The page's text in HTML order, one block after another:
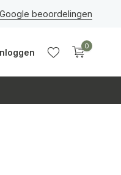
Vóór 14:00 uur besteld,
Google beoordelingen
0